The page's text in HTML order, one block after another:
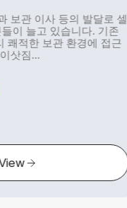
보관 이사 등의 발달로 셀
이 늘고 있습니다. 기존
쾌적한 보관 환경에 접근
삿짐...